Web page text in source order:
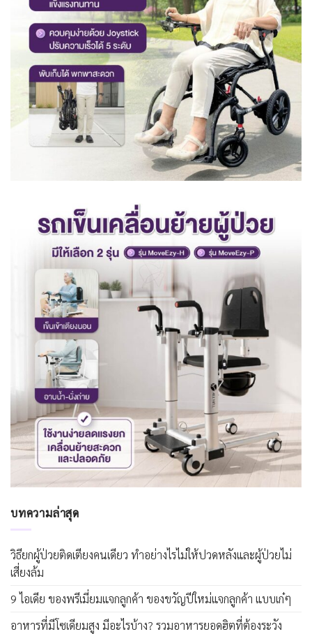
บทความล่าสุด
วิธียกผู้ป่วยติดเตียงคนเดียว ทำอย่างไรไม่ให้ปวดหลังและผู้ป่วยไม่
เสี่ยงล้ม
9 ไอเดีย ของพรีเมี่ยมแจกลูกค้า ของขวัญปีใหม่แจกลูกค้า แบบเก๋ๆ
อาหารที่มีโซเดียมสูง มีอะไรบ้าง? รวมอาหารยอดฮิตที่ต้องระวัง